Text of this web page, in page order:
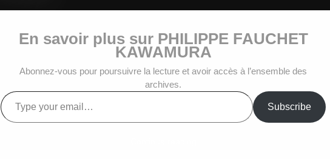
En savoir plus sur PHILIPPE FAUCHET
KAWAMURA
Abonnez-vous pour poursuivre la lecture et avoir accès à l’ensemble des
archives.
Type
your
email…
Subscribe